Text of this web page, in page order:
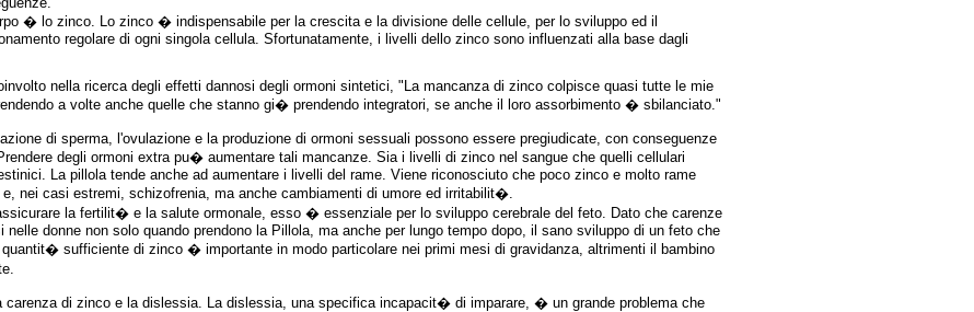
� lo zinco. Lo zinco � indispensabile per la crescita e la divisione delle cellule, per lo sviluppo ed il
regolare di ogni singola cellula. Sfortunatamente, i livelli dello zinco sono influenzati alla base dagli
nella ricerca degli effetti dannosi degli ormoni sintetici, "La mancanza di zinco colpisce quasi tutte le mie
a volte anche quelle che stanno gi� prendendo integratori, se anche il loro assorbimento � sbilanciato."
di sperma, l'ovulazione e la produzione di ormoni sessuali possono essere pregiudicate, con conseguenze
degli ormoni extra pu� aumentare tali mancanze. Sia i livelli di zinco nel sangue che quelli cellulari
La pillola tende anche ad aumentare i livelli del rame. Viene riconosciuto che poco zinco e molto rame
nei casi estremi, schizofrenia, ma anche cambiamenti di umore ed irritabilit�.
la fertilit� e la salute ormonale, esso � essenziale per lo sviluppo cerebrale del feto. Dato che carenze
donne non solo quando prendono la Pillola, ma anche per lungo tempo dopo, il sano sviluppo di un feto che
sufficiente di zinco � importante in modo particolare nei primi mesi di gravidanza, altrimenti il bambino
carenza di zinco e la dislessia. La dislessia, una specifica incapacit� di imparare, � un grande problema che